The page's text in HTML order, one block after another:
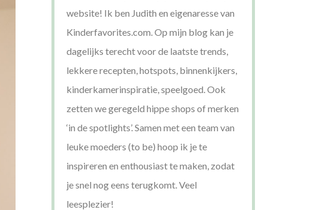
website! Ik ben Judith en eigenaresse van
Kinderfavorites.com. Op mijn blog kan je
dagelijks terecht voor de laatste trends,
lekkere recepten, hotspots, binnenkijkers,
kinderkamerinspiratie, speelgoed. Ook
zetten we geregeld hippe shops of merken
‘in de spotlights’. Samen met een team van
leuke moeders (to be) hoop ik je te
inspireren en enthousiast te maken, zodat
je snel nog eens terugkomt. Veel
leesplezier!